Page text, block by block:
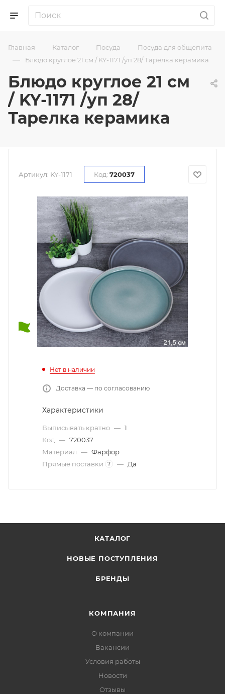
Главная — Каталог — Посуда — Посуда для общепита
— Блюдо круглое 21 см / KY-1171 /уп 28/ Тарелка керамика
Блюдо круглое 21 см
/ KY-1171 /уп 28/
Тарелка керамика
Артикул: KY-1171 Код: 720037
Нет в наличии
Доставка — по согласованию
Характеристики
Выписывать кратно — 1
Код — 720037
Материал — Фарфор
Прямые поставки
? — Да
КАТАЛОГ
НОВЫЕ ПОСТУПЛЕНИЯ
БРЕНДЫ
КОМПАНИЯ
О компании
Вакансии
Условия работы
Новости
Отзывы